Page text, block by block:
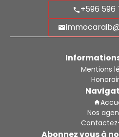
+596 596
Mentions
Nos
Abonnez vous à